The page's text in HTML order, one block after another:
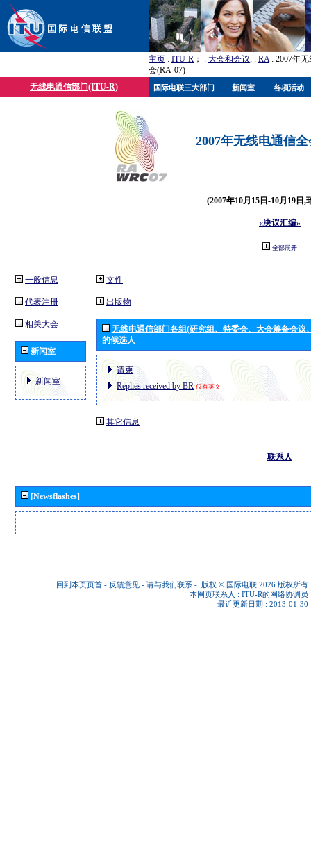
主页 : ITU-R ； : 大会和会议; : RA: 2007年
会(RA-07)
无线电通信部门(ITU-R)
2007年无线电通信
(2007年10月15日-10月19日,
«决议汇编»
全部展开
一般信息
代表注册
相关大会
新闻室
新闻室
文件
出版物
无线电通信部门各组(研究组、特委会、大会筹备会议
的候选人
请柬
Replies received by BR 仅有英文
其它信息
联系人
[Newsflashes]
回到本页页首 - 反馈意见 - 请与我们联系 - 版权 © 国际电联 2026 版权所有
本网页联系人 : ITU-R的网络协调员
最近更新日期 : 2013-01-30
国际电联三大部门 新闻室 各项活动